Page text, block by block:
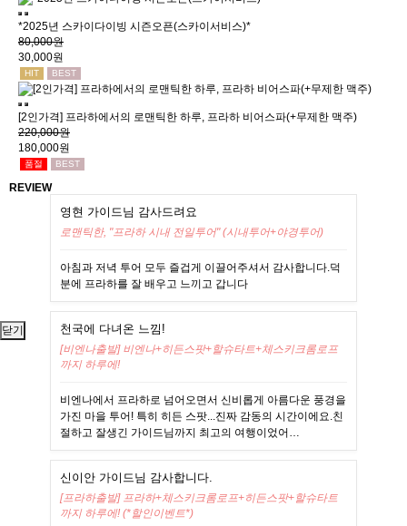
닫기
*2025년 스카이다이빙 시즌오픈(스카이서비스)*
80,000원
30,000원
HIT BEST
[2인가격] 프라하에서의 로맨틱한 하루, 프라하 비어스파(+무제한 맥주)
220,000원
180,000원
품절 BEST
REVIEW
영현 가이드님 감사드려요
로맨틱한, "프라하 시내 전일투어" (시내투어+야경투어)
아침과 저녁 투어 모두 즐겁게 이끌어주셔서 감사합니다.덕
분에 프라하를 잘 배우고 느끼고 갑니다
천국에 다녀온 느낌!
[비엔나출발] 비엔나+히든스팟+할슈타트+체스키크롬로프
까지 하루에!
비엔나에서 프라하로 넘어오면서 신비롭게 아름다운 풍경을
가진 마을 투어! 특히 히든 스팟...진짜 감동의 시간이에요.친
절하고 잘생긴 가이드님까지 최고의 여행이었어…
신이안 가이드님 감사합니다.
[프라하출발] 프라하+체스키크롬로프+히든스팟+할슈타트
까지 하루에! (*할인이벤트*)